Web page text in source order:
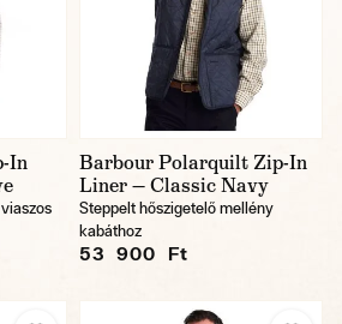
In
Barbour Polarquilt Zip-In
Liner — Classic Navy
Steppelt hőszigetelő mellény
kabáthoz
53 900 Ft